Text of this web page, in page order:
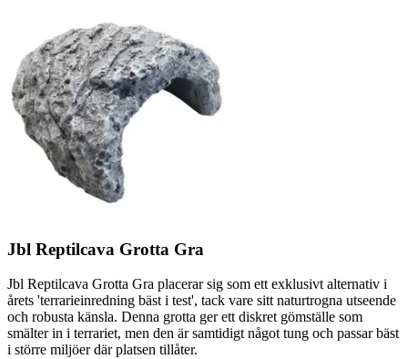
Jbl Reptilcava Grotta Gra
Jbl Reptilcava Grotta Gra placerar sig som ett exklusivt alternativ i
årets 'terrarieinredning bäst i test', tack vare sitt naturtrogna utseende
och robusta känsla. Denna grotta ger ett diskret gömställe som
smälter in i terrariet, men den är samtidigt något tung och passar bäst
i större miljöer där platsen tillåter.